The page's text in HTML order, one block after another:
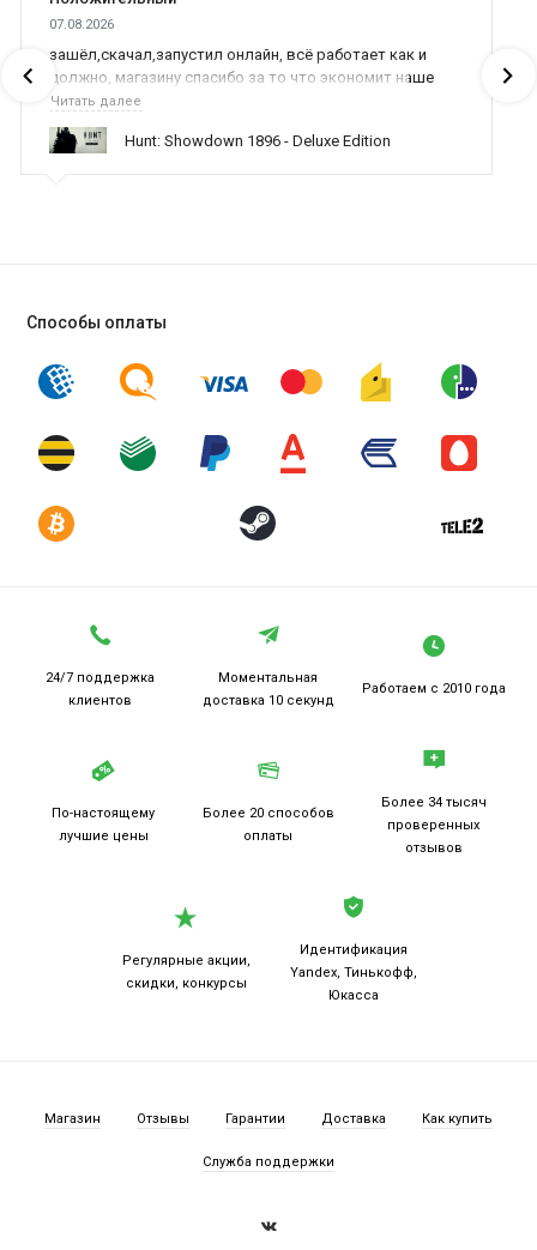
07.08.2026
зашёл,скачал,запустил онлайн, всё работает как и
должно, магазину спасибо за то что экономит наше
время,нервы и деньги, ребята вы красава оказываете
поддержку населению и походу из всех только вы и
оказываете помощь
Читать далее
Hunt: Showdown 1896 - Deluxe Edition
Способы оплаты
24/7 поддержка
клиентов
Моментальная
доставка 10 секунд
Работаем с 2010 года
По-настоящему
лучшие цены
Более 20 способов
оплаты
Более 34 тысяч
проверенных
отзывов
Регулярные акции,
скидки, конкурсы
Идентификация
Yandex, Тинькофф,
Юкасса
Магазин Отзывы Гарантии Доставка Как купить
Служба поддержки